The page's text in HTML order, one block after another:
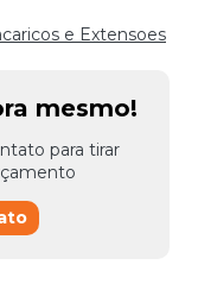
e Extensoes
mesmo!
para tirar